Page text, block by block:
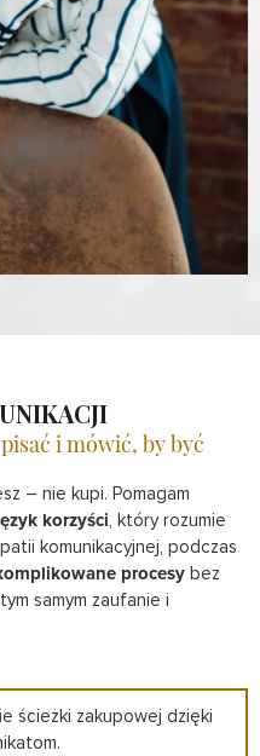
i mówić, by być
– nie kupi. Pomagam
korzyści, który rozumie
komunikacyjnej, podczas
procesy bez
samym zaufanie i
ścieżki zakupowej dzięki